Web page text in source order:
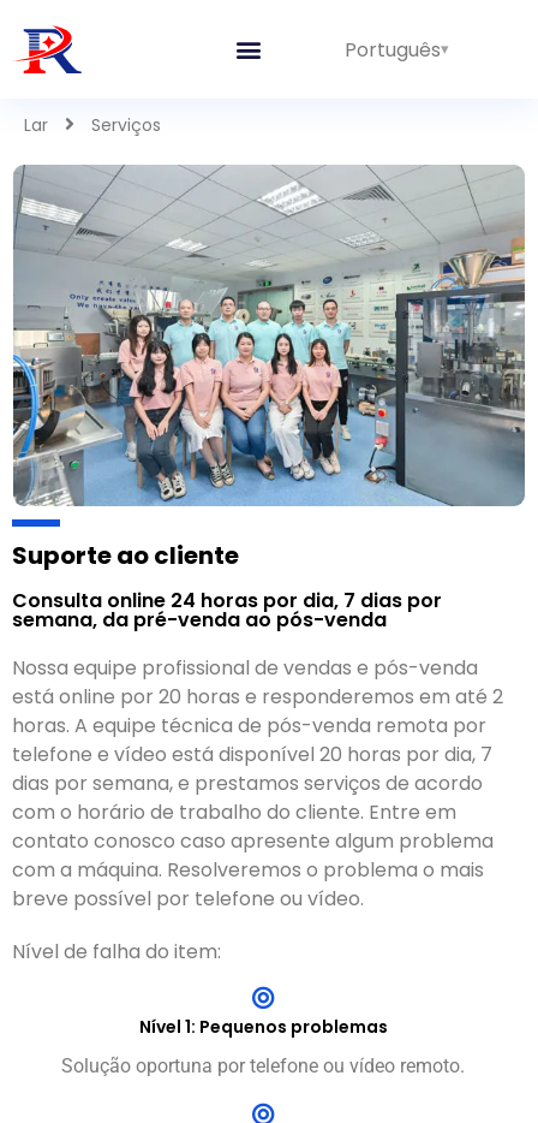
Português
Lar Serviços
Suporte ao cliente
Consulta online 24 horas por dia, 7 dias por
semana, da pré-venda ao pós-venda
Nossa equipe profissional de vendas e pós-venda
está online por 20 horas e responderemos em até 2
horas. A equipe técnica de pós-venda remota por
telefone e vídeo está disponível 20 horas por dia, 7
dias por semana, e prestamos serviços de acordo
com o horário de trabalho do cliente. Entre em
contato conosco caso apresente algum problema
com a máquina. Resolveremos o problema o mais
breve possível por telefone ou vídeo.
Nível de falha do item:
Nível 1: Pequenos problemas
Solução oportuna por telefone ou vídeo remoto.